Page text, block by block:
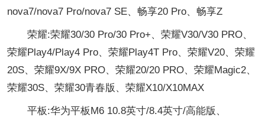
nova7/nova7 Pro/nova7 SE、畅享20 Pro、畅享Z
荣耀:荣耀30/30 Pro/30 Pro+、荣耀V30/V30 PRO、
荣耀Play4/Play4 Pro、荣耀Play4T Pro、荣耀V20、荣耀
20S、荣耀9X/9X PRO、荣耀20/20 PRO、荣耀Magic2、
荣耀30S、荣耀30青春版、荣耀X10/X10MAX
平板:华为平板M6 10.8英寸/8.4英寸/高能版、